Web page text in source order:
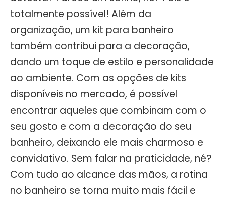
totalmente possível! Além da
organização, um kit para banheiro
também contribui para a decoração,
dando um toque de estilo e personalidade
ao ambiente. Com as opções de kits
disponíveis no mercado, é possível
encontrar aqueles que combinam com o
seu gosto e com a decoração do seu
banheiro, deixando ele mais charmoso e
convidativo. Sem falar na praticidade, né?
Com tudo ao alcance das mãos, a rotina
no banheiro se torna muito mais fácil e